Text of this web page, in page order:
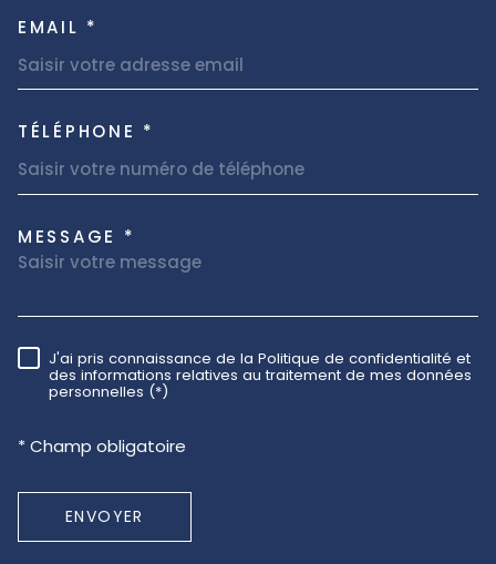
EMAIL *
TÉLÉPHONE *
MESSAGE *
RÈGLEMENTATION
J'ai pris connaissance de la Politique de confidentialité et
des informations relatives au traitement de mes données
personnelles (*)
* Champ obligatoire
ENVOYER